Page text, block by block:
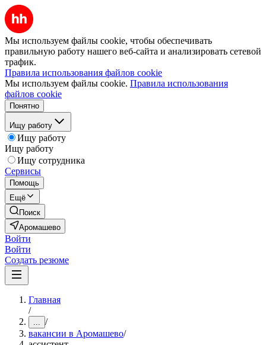
Мы используем файлы cookie, чтобы обеспечивать
правильную работу нашего веб-сайта и анализировать сетевой
трафик.
Правила использования файлов cookie
Мы используем файлы cookie. Правила использования
файлов cookie
Понятно
Ищу работу
Ищу работу
Ищу работу
Ищу сотрудника
Сервисы
Помощь
Ещё
Поиск
Аромашево
Войти
Войти
Создать резюме
Главная
/
... /
вакансии в Аромашево/